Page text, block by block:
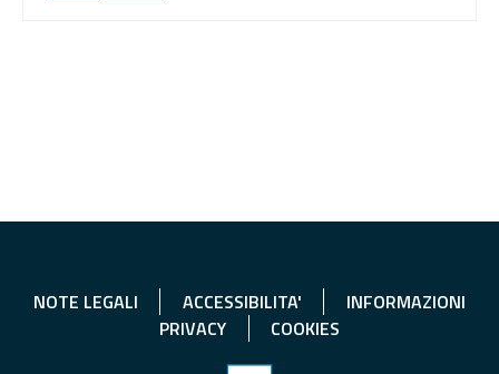
NOTE LEGALI ACCESSIBILITA'
INFORMAZIONI
PRIVACY
COOKIES